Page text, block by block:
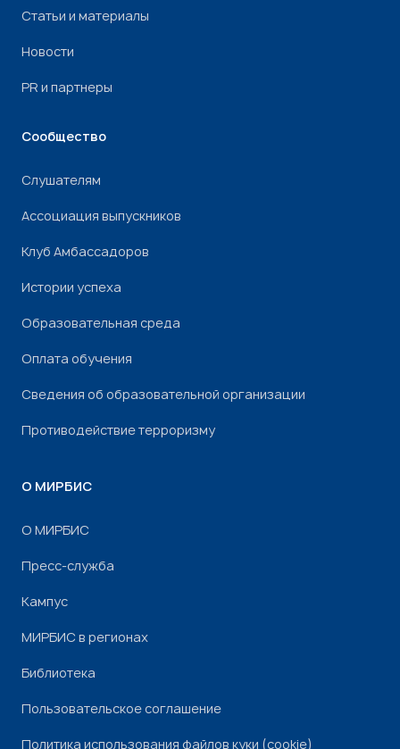
Статьи и материалы
Новости
PR и партнеры
Сообщество
Слушателям
Ассоциация выпускников
Клуб Амбассадоров
Истории успеха
Образовательная среда
Оплата обучения
Сведения об образовательной организации
Противодействие терроризму
О МИРБИС
О МИРБИС
Пресс-служба
Кампус
МИРБИС в регионах
Библиотека
Пользовательское соглашение
Политика использования файлов куки (cookie)